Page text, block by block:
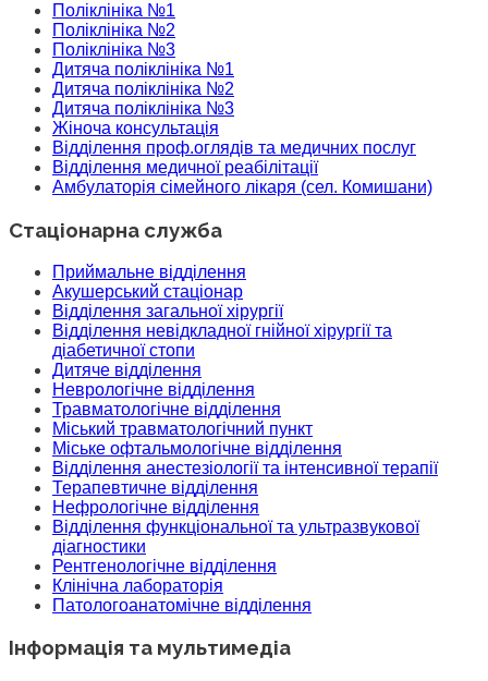
Поліклініка №1
Поліклініка №2
Поліклініка №3
Дитяча поліклініка №1
Дитяча поліклініка №2
Дитяча поліклініка №3
Жіноча консультація
Відділення проф.оглядів та медичних послуг
Відділення медичної реабілітації
Амбулаторія сімейного лікаря (сел. Комишани)
Стаціонарна служба
Приймальне відділення
Акушерський стаціонар
Відділення загальної хірургії
Відділення невідкладної гнійної хірургії та
діабетичної стопи
Дитяче відділення
Неврологічне відділення
Травматологічне відділення
Міський травматологічний пункт
Міське офтальмологічне відділення
Відділення анестезіології та інтенсивної терапії
Терапевтичне відділення
Нефрологічне відділення
Відділення функціональної та ультразвукової
діагностики
Рентгенологічне відділення
Клінічна лабораторія
Патологоанатомічне відділення
Інформація та мультимедіа